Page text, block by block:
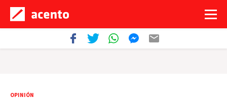
OPINIÓN